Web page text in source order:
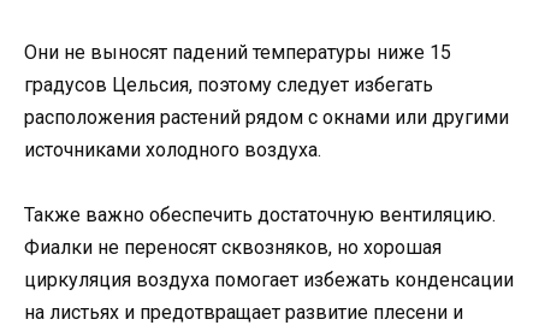
Они не выносят падений температуры ниже 15
градусов Цельсия, поэтому следует избегать
расположения растений рядом с окнами или другими
источниками холодного воздуха.
Также важно обеспечить достаточную вентиляцию.
Фиалки не переносят сквозняков, но хорошая
циркуляция воздуха помогает избежать конденсации
на листьях и предотвращает развитие плесени и